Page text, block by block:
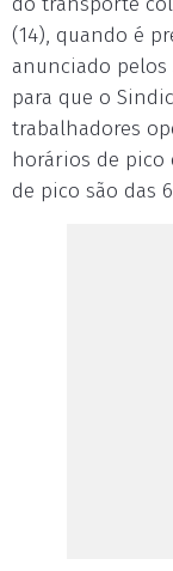
(14), quando é
anunciado pelos
para que o
trabalhadores
horários de pico
de pico são das